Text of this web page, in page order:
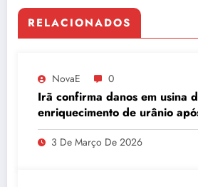
RELACIONADOS
NovaE 0
Irã confirma danos em usina
enriquecimento de urânio
embaixador evita detalhes
quantidade de urânio
3 De Março De 2026